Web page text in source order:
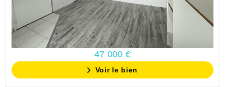
47 000 €
Voir le bien